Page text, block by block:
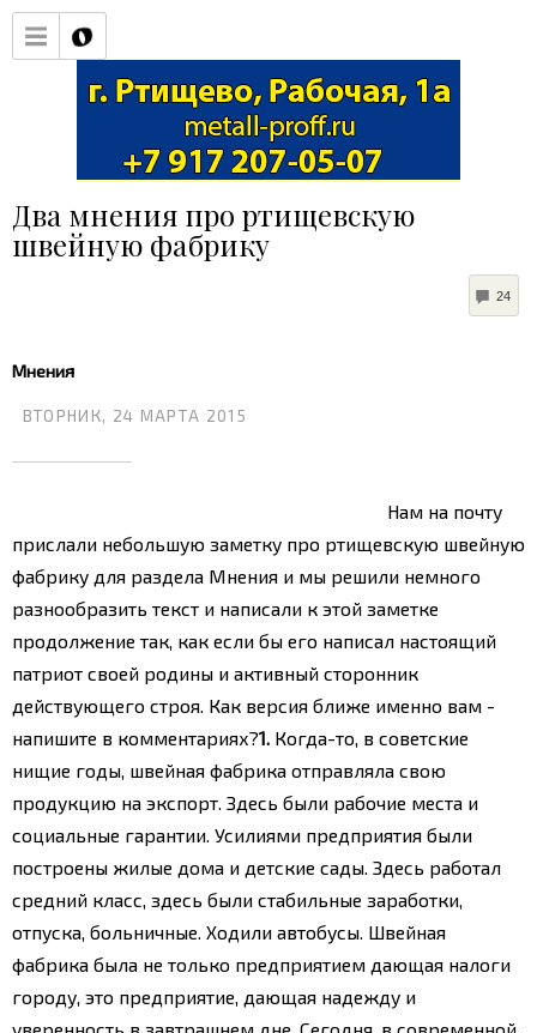
Два мнения про ртищевскую
швейную фабрику
24
Мнения
ВТОРНИК, 24 МАРТА 2015
Нам на почту
прислали небольшую заметку про ртищевскую швейную
фабрику для раздела Мнения и мы решили немного
разнообразить текст и написали к этой заметке
продолжение так, как если бы его написал настоящий
патриот своей родины и активный сторонник
действующего строя. Как версия ближе именно вам -
напишите в комментариях?1. Когда-то, в советские
нищие годы, швейная фабрика отправляла свою
продукцию на экспорт. Здесь были рабочие места и
социальные гарантии. Усилиями предприятия были
построены жилые дома и детские сады. Здесь работал
средний класс, здесь были стабильные заработки,
отпуска, больничные. Ходили автобусы. Швейная
фабрика была не только предприятием дающая налоги
городу, это предприятие, дающая надежду и
уверенность в завтрашнем дне. Сегодня, в современной,